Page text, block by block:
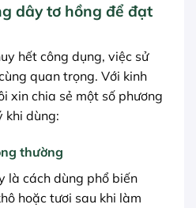
dây tơ hồng để đạt
hết công dụng, việc sử
quan trọng. Với kinh
xin chia sẻ một số phương
khi dùng:
thường
là cách dùng phổ biến
hoặc tươi sau khi làm